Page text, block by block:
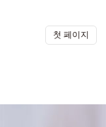
첫 페이지